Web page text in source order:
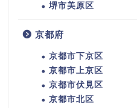
堺市美原区
京都府
京都市下京区
京都市上京区
京都市伏見区
京都市北区